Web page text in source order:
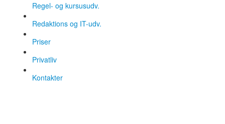
Regel- og kursusudv.
Redaktions og IT-udv.
Priser
Privatliv
Kontakter